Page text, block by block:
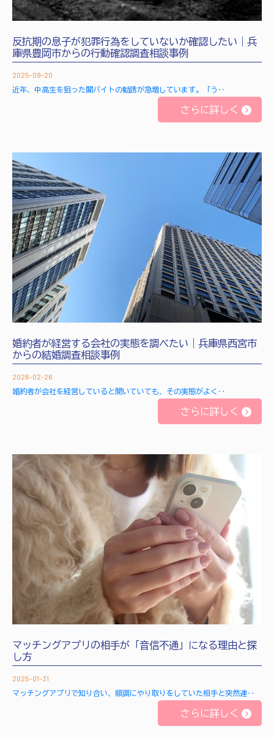
反抗期の息子が犯罪行為をしていないか確認したい｜兵
庫県豊岡市からの行動確認調査相談事例
2025-09-20
近年、中高生を狙った闇バイトの勧誘が急増しています。「う‥
さらに詳しく
婚約者が経営する会社の実態を調べたい｜兵庫県西宮市
からの結婚調査相談事例
2026-02-26
婚約者が会社を経営していると聞いていても、その実態がよく‥
さらに詳しく
マッチングアプリの相手が「音信不通」になる理由と探
し方
2025-01-31
マッチングアプリで知り合い、順調にやり取りをしていた相手と突然連‥
さらに詳しく